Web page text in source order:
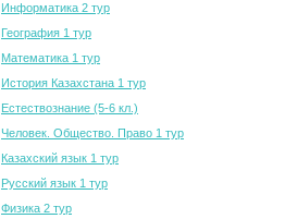
Информатика 2 тур
География 1 тур
Математика 1 тур
История Казахстана 1 тур
Естествознание (5-6 кл.)
Человек. Общество. Право 1 тур
Казахский язык 1 тур
Русский язык 1 тур
Физика 2 тур